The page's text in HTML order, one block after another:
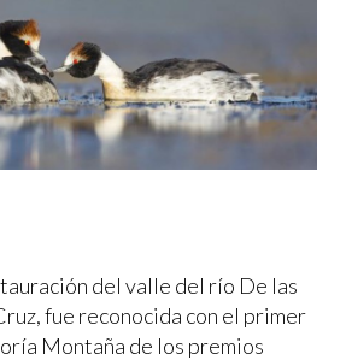
del valle del río De las
fue reconocida con el primer
Montaña de los premios